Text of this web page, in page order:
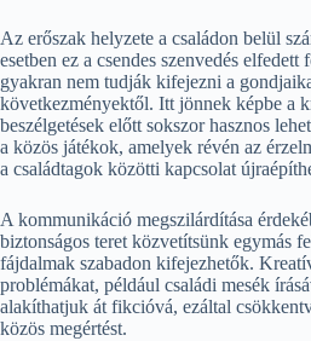
Az erőszak helyzete a családon belül
esetben ez a csendes szenvedés
gyakran nem tudják kifejezni a
következményektől. Itt jönnek képbe a
beszélgetések előtt sokszor hasznos
a közös játékok, amelyek révén az
a családtagok közötti kapcsolat
A kommunikáció megszilárdítása
biztonságos teret közvetítsünk egymás
fájdalmak szabadon kifejezhetők.
problémákat, például családi mesék
alakíthatjuk át fikcióvá, ezáltal
közös megértést.